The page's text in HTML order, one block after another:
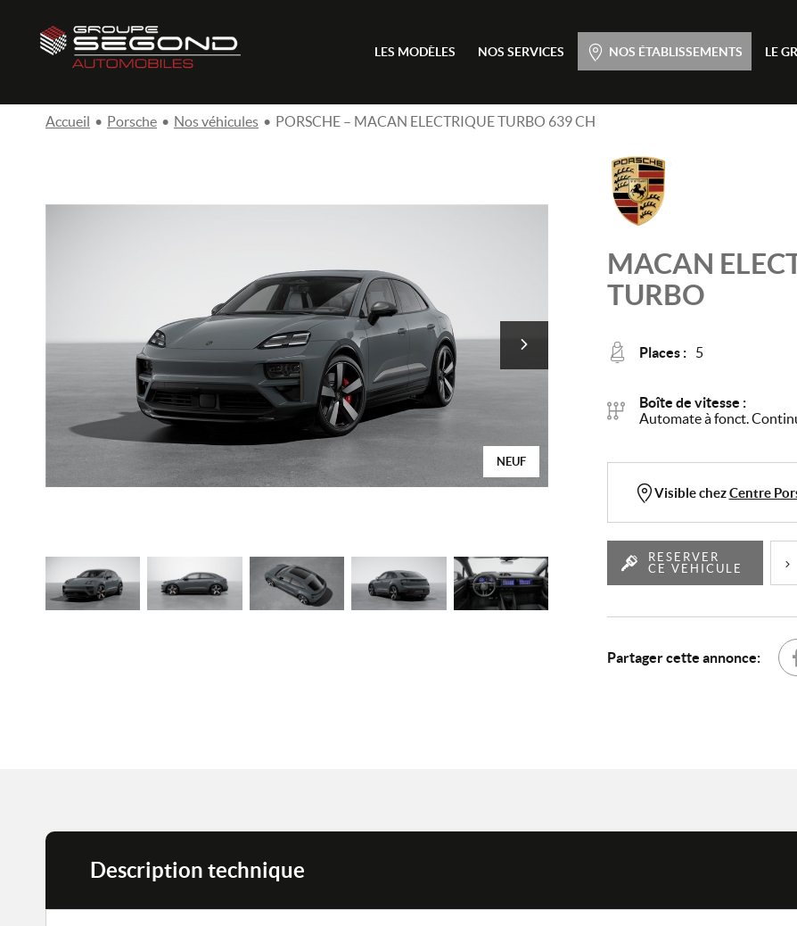
Passer
au
Menu principal
LES MODÈLES NOS SERVICES NOS ÉTABLISSEMENTS LE
Accueil • Porsche • Nos véhicules • PORSCHE – MACAN ELECTRIQUE TURBO 639 CH
NEUF
MACAN
TURBO
Places : 5
Boîte de vitesse :
Automate à fonct.
Visible chezCentre
RESERVER
CE VEHICULE
Partager cette annonce:
Description technique